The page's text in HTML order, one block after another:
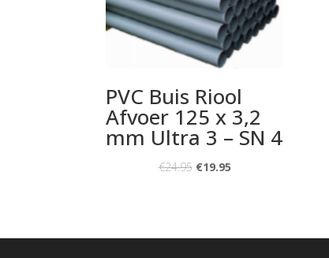
PVC Buis Riool
Afvoer 125 x 3,2
mm Ultra 3 – SN 4
€24.95 €19.95